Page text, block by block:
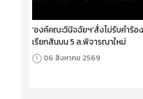
‘องค์คณะวินิจฉัยฯ’สั่งไม่รับคำร้
เรียกสินบน 5 ล.พิจารณาใหม่
06 สิงหาคม 2569